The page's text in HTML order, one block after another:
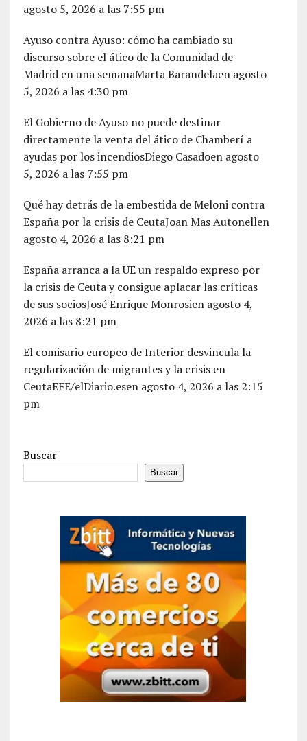
agosto 5, 2026 a las 7:55 pm
Ayuso contra Ayuso: cómo ha cambiado su
discurso sobre el ático de la Comunidad de
Madrid en una semanaMarta Barandelaen agosto
5, 2026 a las 4:30 pm
El Gobierno de Ayuso no puede destinar
directamente la venta del ático de Chamberí a
ayudas por los incendiosDiego Casadoen agosto
5, 2026 a las 7:55 pm
Qué hay detrás de la embestida de Meloni contra
España por la crisis de CeutaJoan Mas Autonellen
agosto 4, 2026 a las 8:21 pm
España arranca a la UE un respaldo expreso por
la crisis de Ceuta y consigue aplacar las críticas
de sus sociosJosé Enrique Monrosien agosto 4,
2026 a las 8:21 pm
El comisario europeo de Interior desvincula la
regularización de migrantes y la crisis en
CeutaEFE/elDiario.esen agosto 4, 2026 a las 2:15
pm
Buscar
Buscar